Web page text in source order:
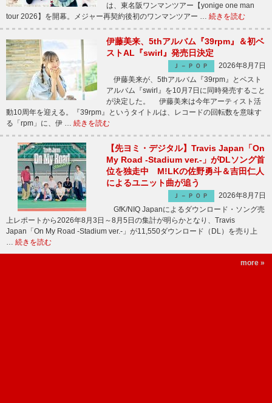
は、東名阪ワンマンツアー【yonige one man
tour 2026】を開幕。メジャー再契約後初のワンマンツアー … 続きを読む
伊藤美来、5thアルバム『39rpm』＆初ベ
ストAL『swirl』発売日決定
Ｊ－ＰＯＰ
2026年8月7日
伊藤美来が、5thアルバム『39rpm』とベスト
アルバム『swirl』を10月7日に同時発売すること
が決定した。 伊藤美来は今年アーティスト活
動10周年を迎える。『39rpm』というタイトルは、レコードの回転数を意味す
る「rpm」に、伊 … 続きを読む
【先ヨミ・デジタル】Travis Japan「On
My Road -Stadium ver.-」がDLソング首
位を独走中 M!LKの佐野勇斗＆吉田仁人
によるユニット曲が追う
Ｊ－ＰＯＰ
2026年8月7日
GfK/NIQ Japanによるダウンロード・ソング売
上レポートから2026年8月3日～8月5日の集計が明らかとなり、Travis
Japan「On My Road -Stadium ver.-」が11,550ダウンロード（DL）を売り上
… 続きを読む
more »